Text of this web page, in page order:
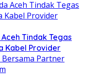
Tindak Tegas
Kabel Provider